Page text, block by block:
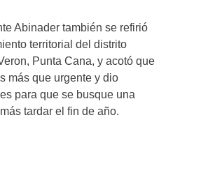
Abinader también se refirió
territorial del distrito
Punta Cana, y acotó que
más que urgente y dio
para que se busque una
tardar el fin de año.